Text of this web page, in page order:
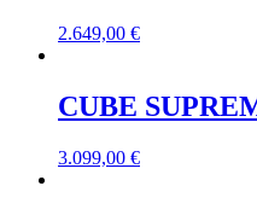
2.649,00 €
CUBE
3.099,00 €